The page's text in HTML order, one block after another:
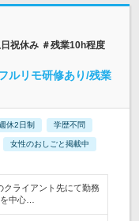
祝休み ＃残業10h程度
ルリモ研修あり/残業
休2日制 学歴不問
女性のおしごと掲載中
クライアント先にて勤務
中心…